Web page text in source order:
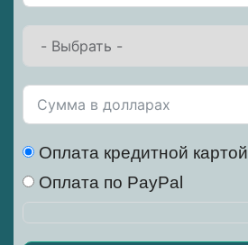
Оплата кредитной картой
Оплата по PayPal